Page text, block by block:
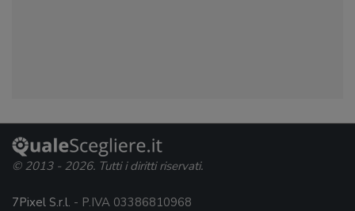
© 2013 - 2026. Tutti i diritti riservati.
7Pixel S.r.l. - P.IVA 03386810968